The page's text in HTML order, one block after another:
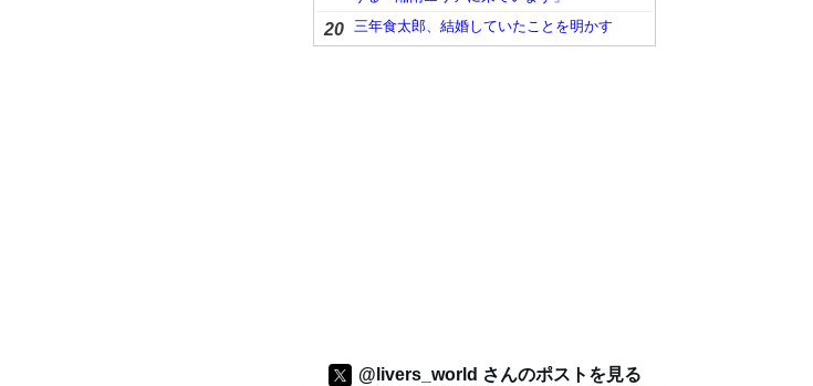
20 三年食太郎、結婚していたことを明かす
@livers_world さんのポストを見る